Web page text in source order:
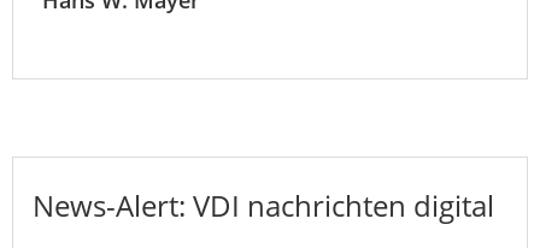
News-Alert: VDI nachrichten digital